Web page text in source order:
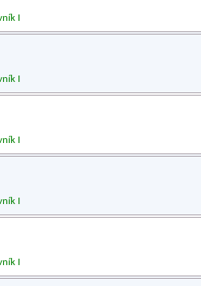
I
I
I
I
I